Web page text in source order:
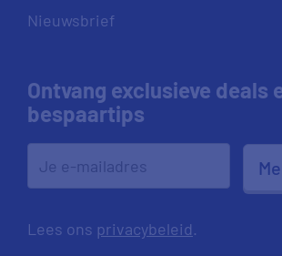
Nieuwsbrief
Ontvang exclusieve deals
bespaartips
Lees ons privacybeleid.